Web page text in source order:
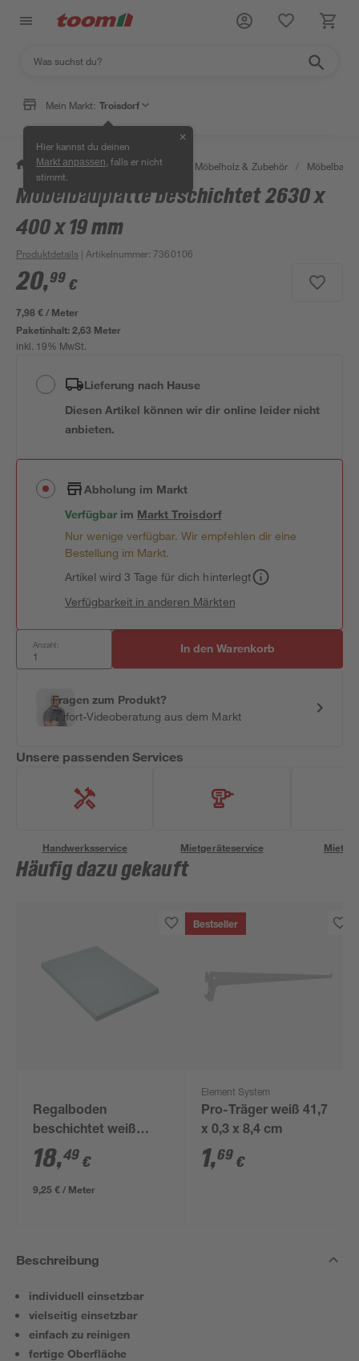
Mein Markt: Troisdorf
Hier kannst du deinen
Markt anpassen , falls er nicht
stimmt.
✕
/ Bauen & Renovieren / Holz Möbelholz & Zubehör /
Möbelbauplatte beschichtet 2630 x
400 x 19 mm
Produktdetails | Artikelnummer: 7360106
20,99 €
7,98 € / Meter
Paketinhalt:2,63 Meter
inkl. 19% MwSt.
Lieferung nach Hause
Diesen Artikel können wir dir online leider nicht
anbieten.
Abholung im Markt
Verfügbar im MarktTroisdorf
Nur wenige verfügbar. Wir empfehlen dir eine
Bestellung im Markt.
Artikel wird 3 Tage für dich hinterlegt
Verfügbarkeit in anderen Märkten
Anzahl: In den Warenkorb
Fragen zum Produkt?
Sofort-Videoberatung aus dem Markt
Unsere passenden Services
Handwerksservice Mietgeräteservice
Häufig dazu gekauft
Regalboden
beschichtet weiß
2000 x 400 x 16 mm
18,49 €
9,25 € / Meter
Bestseller
Element System
Pro-Träger weiß 41,7
x 0,3 x 8,4 cm
1,69 €
Beschreibung
individuell einsetzbar
vielseitig einsetzbar
einfach zu reinigen
fertige Oberfläche